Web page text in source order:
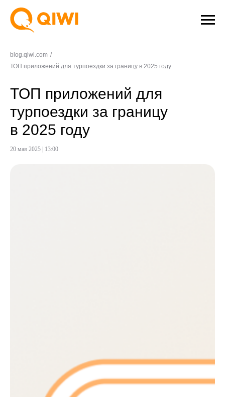
blog.qiwi.com /
ТОП приложений для турпоездки за границу в 2025 году
ТОП приложений для
турпоездки за границу
в 2025 году
20 мая 2025 | 13:00